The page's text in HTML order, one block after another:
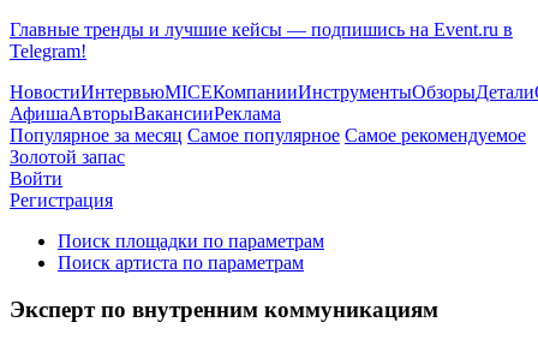
Главные тренды и лучшие кейсы — подпишись на Event.ru в
Telegram!
НовостиИнтервьюMICEКомпанииИнструментыОбзорыДетали
АфишаАвторыВакансииРеклама
Популярное за месяц Самое популярное Самое рекомендуемое
Золотой запас
Войти
Регистрация
Поиск площадки по параметрам
Поиск артиста по параметрам
Эксперт по внутренним коммуникациям